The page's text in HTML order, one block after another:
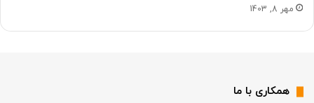
مهر 8, 1403
همکاری با ما